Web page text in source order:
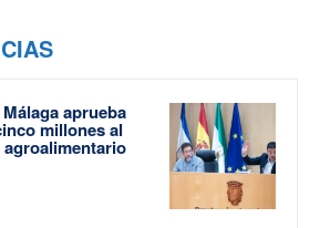
aprueba
millones al